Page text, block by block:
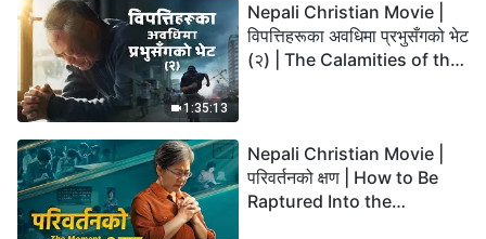
1:35:13
Nepali Christian Movie |
विपत्तिहरूका अवधिमा प्रभुसँगको भेट
(२) | The Calamities of the
Nepali Christian Movie |
परिवर्तनको क्षण | How to Be
Raptured Into the